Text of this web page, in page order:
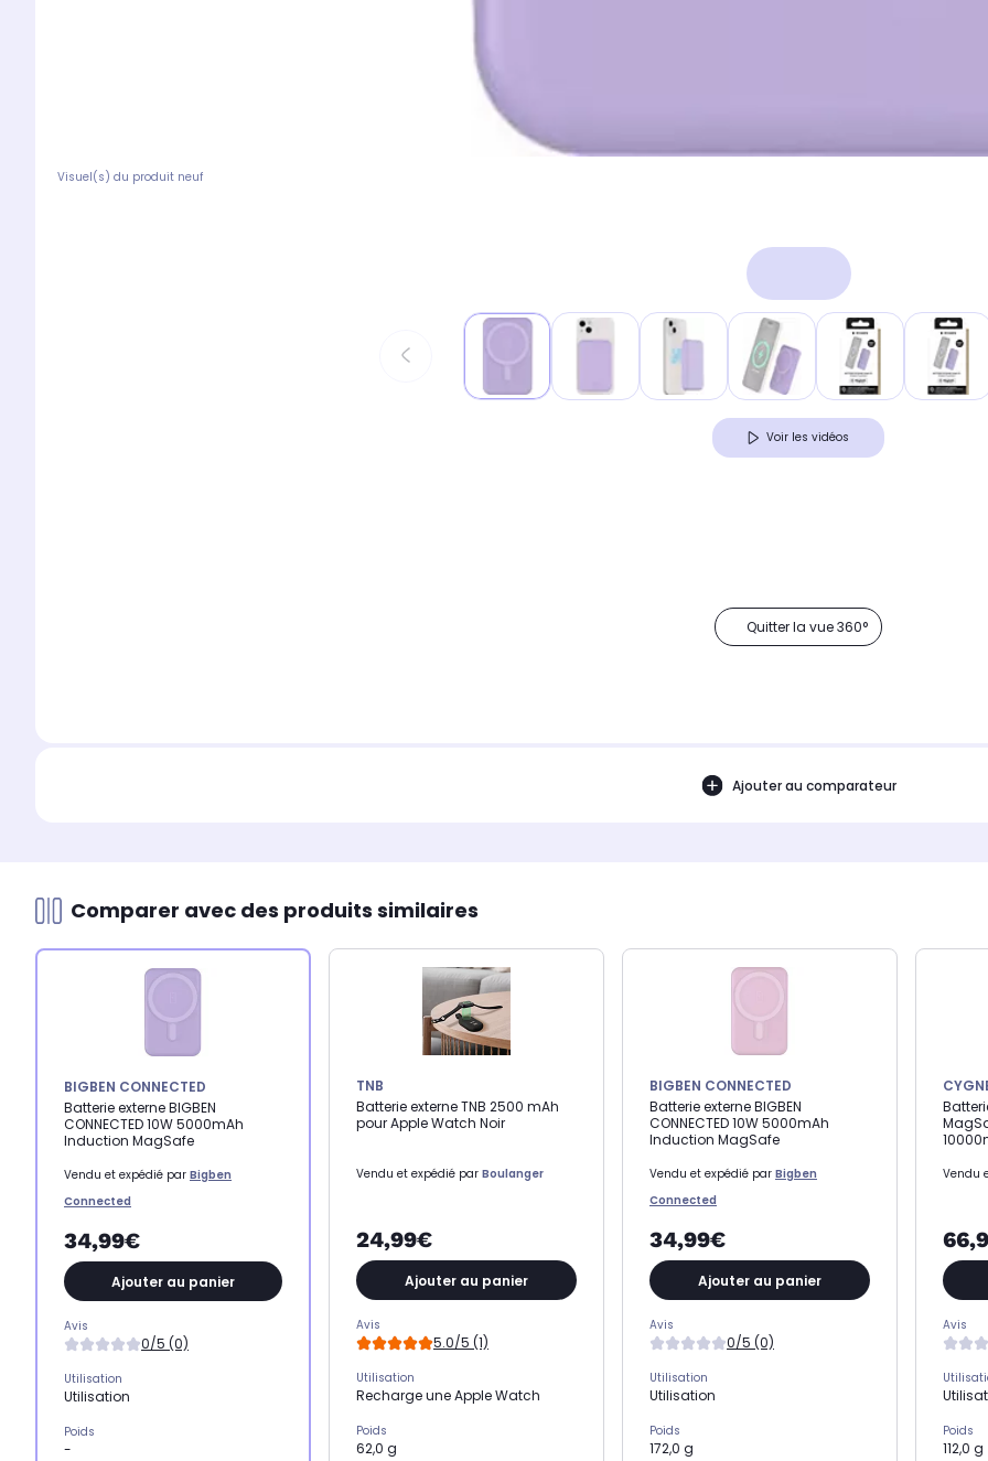
Visuel(s) du produit neuf
Voir les vidéos
Quitter la vue 360°
Ajouter au comparateur
Comparer avec des produits similaires
BIGBEN CONNECTED
Batterie externe BIGBEN
CONNECTED 10W 5000mAh
Induction MagSafe
Vendu et expédié par Bigben
Connected
34,99€
Ajouter au panier
Avis
0/5 (0)
Utilisation
Utilisation
Poids
-
TNB
Batterie externe TNB 2500 mAh
pour Apple Watch Noir
Vendu et expédié par Boulanger
24,99€
Ajouter au panier
Avis
5.0/5 (1)
Utilisation
Recharge une Apple Watch
Poids
62,0 g
BIGBEN CONNECTED
Batterie externe BIGBEN
CONNECTED 10W 5000mAh
Induction MagSafe
Vendu et expédié par Bigben
Connected
34,99€
Ajouter au panier
Avis
0/5 (0)
Utilisation
Utilisation
Poids
172,0 g
Vendu
Avis
Poids
112,0 g